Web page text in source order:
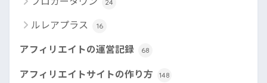
24
ルレアプラス 16
アフィリエイトの運営記録 68
アフィリエイトサイトの作り方 148